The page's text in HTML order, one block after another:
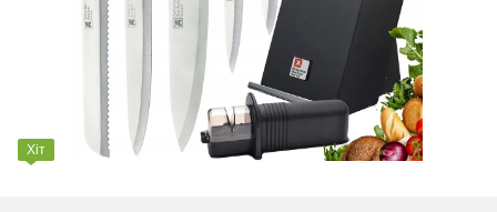
Хіт